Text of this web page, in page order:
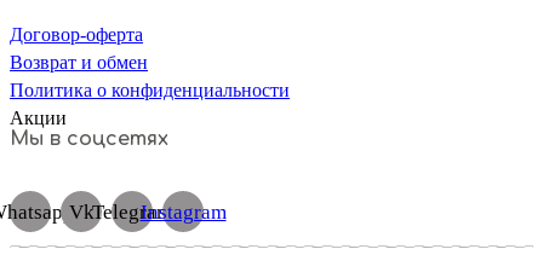
Договор-оферта
Возврат и обмен
Политика о конфиденциальности
Акции
Мы в соцсетях
VkTelegramInstagram